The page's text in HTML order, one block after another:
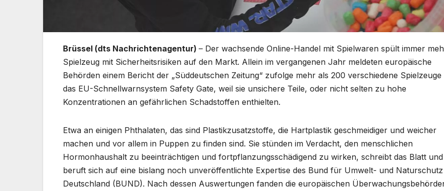
Brüssel (dts Nachrichtenagentur) – Der wachsende Online-Handel mit Spielwaren spült immer
Spielzeug mit Sicherheitsrisiken auf den Markt. Allein im vergangenen Jahr meldeten europäische
Behörden einem Bericht der „Süddeutschen Zeitung“ zufolge mehr als 200 verschiedene Spielzeuge
das EU-Schnellwarnsystem Safety Gate, weil sie unsichere Teile, oder nicht selten zu hohe
Konzentrationen an gefährlichen Schadstoffen enthielten.
Etwa an einigen Phthalaten, das sind Plastikzusatzstoffe, die Hartplastik geschmeidiger und weicher
machen und vor allem in Puppen zu finden sind. Sie stünden im Verdacht, den menschlichen
Hormonhaushalt zu beeinträchtigen und fortpflanzungsschädigend zu wirken, schreibt das Blatt und
beruft sich auf eine bislang noch unveröffentlichte Expertise des Bund für Umwelt- und
Deutschland (BUND). Nach dessen Auswertungen fanden die europäischen